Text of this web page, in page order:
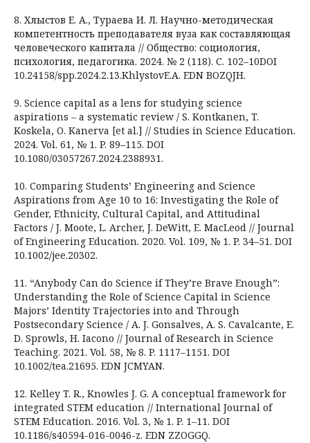
8. Хлыстов Е. А., Тураева И. Л. Научно-методическая
компетентность преподавателя вуза как составляющая
человеческого капитала // Общество: социология,
психология, педагогика. 2024. № 2 (118). С. 102–10DOI
10.24158/spp.2024.2.13.KhlystovE.A. EDN BOZQJH.
9. Science capital as a lens for studying science
aspirations – a systematic review / S. Kontkanen, T.
Koskela, O. Kanerva [et al.] // Studies in Science Education.
2024. Vol. 61, № 1. P. 89–115. DOI
10.1080/03057267.2024.2388931.
10. Comparing Students’ Engineering and Science
Aspirations from Age 10 to 16: Investigating the Role of
Gender, Ethnicity, Cultural Capital, and Attitudinal
Factors / J. Moote, L. Archer, J. DeWitt, E. MacLeod // Journal
of Engineering Education. 2020. Vol. 109, № 1. P. 34–51. DOI
10.1002/jee.20302.
11. “Anybody Can do Science if They’re Brave Enough”:
Understanding the Role of Science Capital in Science
Majors’ Identity Trajectories into and Through
Postsecondary Science / A. J. Gonsalves, A. S. Cavalcante, E.
D. Sprowls, H. Iacono // Journal of Research in Science
Teaching. 2021. Vol. 58, № 8. P. 1117–1151. DOI
10.1002/tea.21695. EDN JCMYAN.
12. Kelley T. R., Knowles J. G. A conceptual framework for
integrated STEM education // International Journal of
STEM Education. 2016. Vol. 3, № 1. P. 1–11. DOI
10.1186/s40594-016-0046-z. EDN ZZOGGQ.